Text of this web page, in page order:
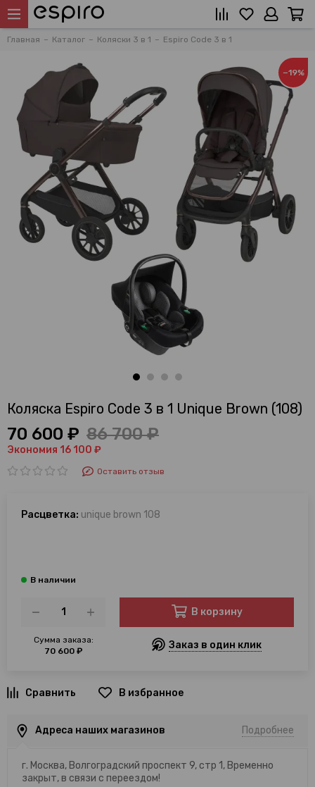
Главная Каталог Коляски 3 в 1 Espiro Code 3 в 1
−19%
Коляска Espiro Code 3 в 1 Unique Brown (108)
70 600 ₽ 86 700 ₽
Экономия 16 100 ₽
Оставить отзыв
Расцветка: unique brown 108
Сумма заказа:
70 600 ₽
В корзину
Заказ в один клик
В избранное
Адреса наших магазинов Подробнее
г. Москва, Волгоградский проспект 9, стр 1, Временно
закрыт, в связи с переездом!